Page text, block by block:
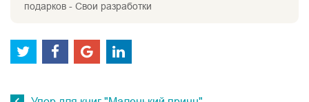
подарков - Свои разработки